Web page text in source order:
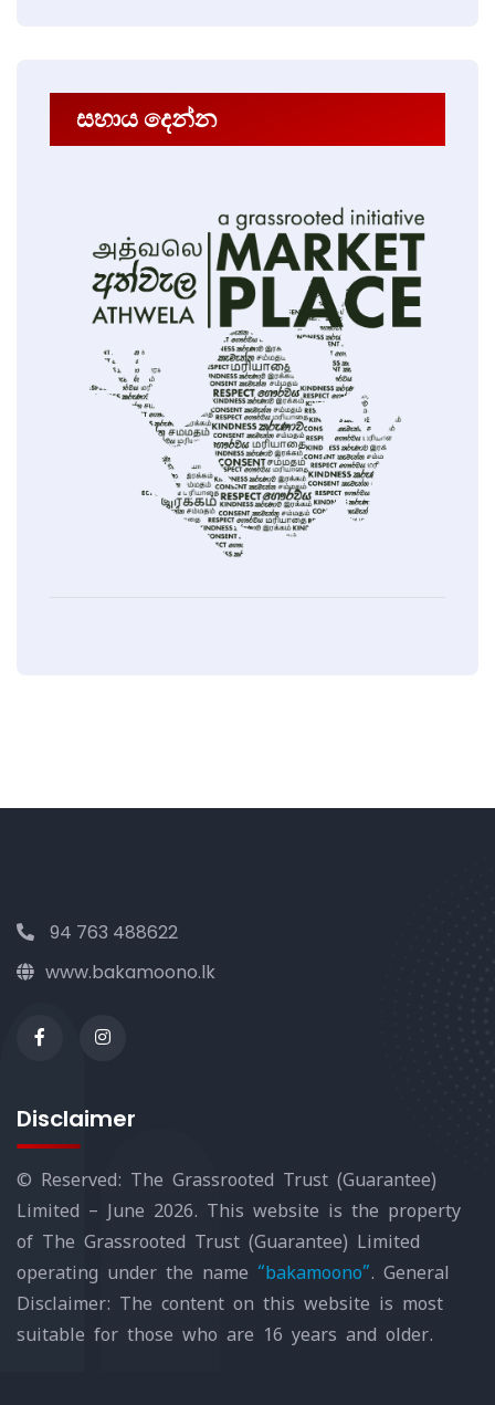
සහාය දෙන්න
94 763 488622
www.bakamoono.lk
Disclaimer
© Reserved: The Grassrooted Trust (Guarantee)
Limited – June 2026. This website is the property
of The Grassrooted Trust (Guarantee) Limited
operating under the name “bakamoono”. General
Disclaimer: The content on this website is most
suitable for those who are 16 years and older.